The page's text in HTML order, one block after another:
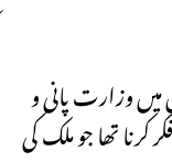
وزارت پانی و
تھا جو ملک کی